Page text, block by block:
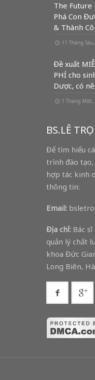
The Future
Phá Con
& Thành
11 Tháng
Đề xuất
PHÍ cho
Dược, có
1 Tháng Một,
BS.LÊ
Để tìm hiểu
trình đào
hợp tác kinh
thông tin:
Email:
Địa chỉ: Bác sĩ
quản lý chất
khoa Đức
Long Biên,